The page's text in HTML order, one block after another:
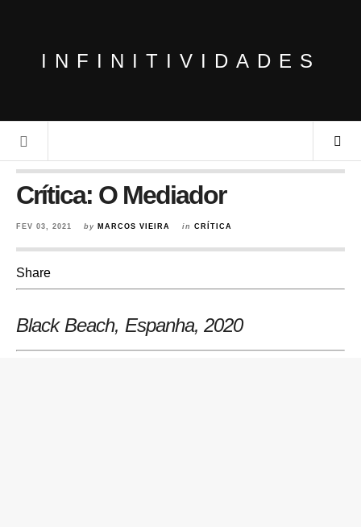
INFINITIVIDADES
Crítica: O Mediador
FEV 03, 2021 by MARCOS VIEIRA in CRÍTICA
Share
Black Beach, Espanha, 2020